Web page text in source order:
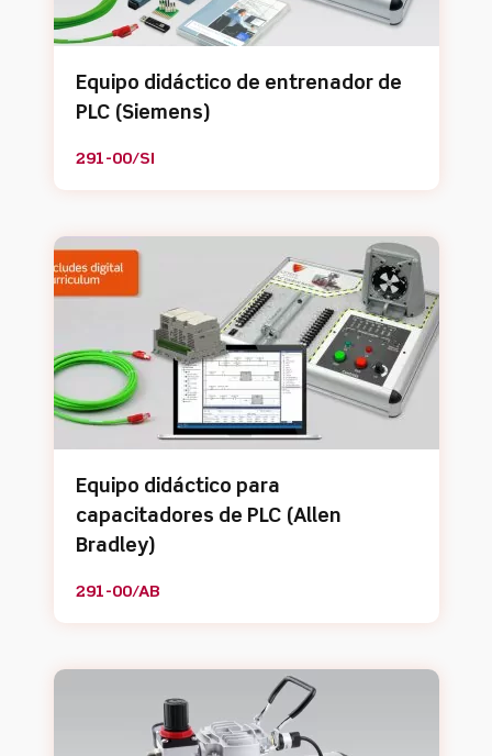
Equipo didáctico de entrenador de
PLC (Siemens)
291-00/SI
Equipo didáctico para
capacitadores de PLC (Allen
Bradley)
291-00/AB